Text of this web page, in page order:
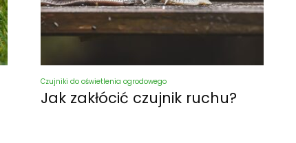
Czujniki do oświetlenia ogrodowego
Jak zakłócić czujnik ruchu?